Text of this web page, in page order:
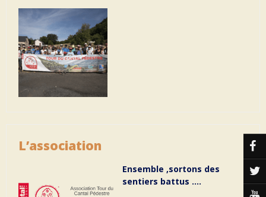
L’association
Ensemble ,sortons des
sentiers battus ….